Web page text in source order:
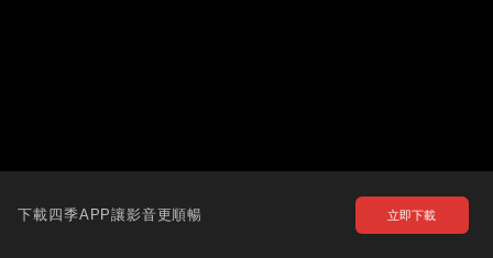
下載四季APP讓影音更順暢 立即下載